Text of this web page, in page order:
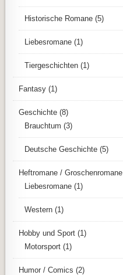
Historische Romane (5)
Liebesromane (1)
Tiergeschichten (1)
Fantasy (1)
Geschichte (8)
Brauchtum (3)
Deutsche Geschichte (5)
Heftromane / Groschenromane
Liebesromane (1)
Western (1)
Hobby und Sport (1)
Motorsport (1)
Humor / Comics (2)